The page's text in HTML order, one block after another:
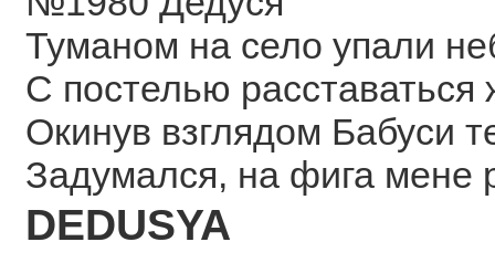
Туманом на село упали
С постелью расставаться
Окинув взглядом Бабуси
Задумался, на фига мене
DEDUSYA